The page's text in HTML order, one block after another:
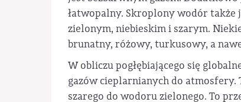
łatwopalny. Skroplony wodór także
zielonym, niebieskim i szarym.
brunatny, różowy, turkusowy, a
W obliczu pogłębiającego się
gazów cieplarnianych do
szarego do wodoru zielonego. To